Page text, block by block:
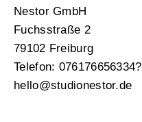
Nestor GmbH
Fuchsstraße 2
79102 Freiburg
Telefon: 076176656334?
hello@studionestor.de